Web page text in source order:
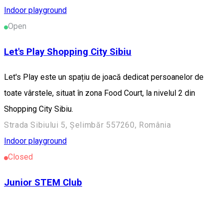
Indoor playground
Open
Let's Play Shopping City Sibiu
Let's Play este un spațiu de joacă dedicat persoanelor de
toate vârstele, situat în zona Food Court, la nivelul 2 din
Shopping City Sibiu.
Strada Sibiului 5, Șelimbăr 557260, România
Indoor playground
Closed
Junior STEM Club